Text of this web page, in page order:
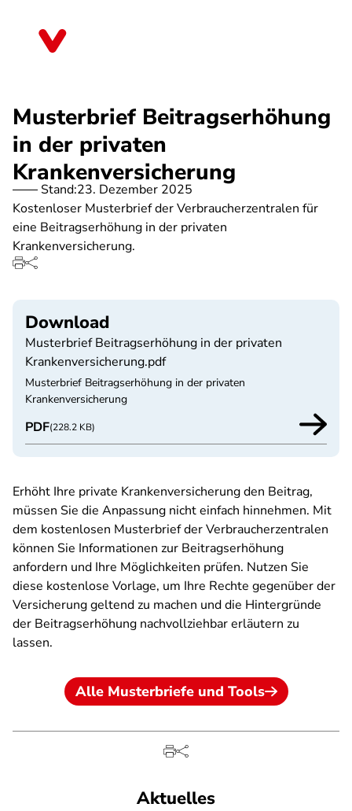
Musterbrief Beitragserhöhung
in der privaten
Krankenversicherung
Stand:23. Dezember 2025
Kostenloser Musterbrief der Verbraucherzentralen für
eine Beitragserhöhung in der privaten
Krankenversicherung.
Download
Musterbrief Beitragserhöhung in der privaten
Krankenversicherung.pdf
Musterbrief Beitragserhöhung in der privaten
Krankenversicherung
PDF(228.2 KB)
Erhöht Ihre private Krankenversicherung den Beitrag,
müssen Sie die Anpassung nicht einfach hinnehmen. Mit
dem kostenlosen Musterbrief der Verbraucherzentralen
können Sie Informationen zur Beitragserhöhung
anfordern und Ihre Möglichkeiten prüfen. Nutzen Sie
diese kostenlose Vorlage, um Ihre Rechte gegenüber der
Versicherung geltend zu machen und die Hintergründe
der Beitragserhöhung nachvollziehbar erläutern zu
lassen.
Alle Musterbriefe und Tools
Aktuelles